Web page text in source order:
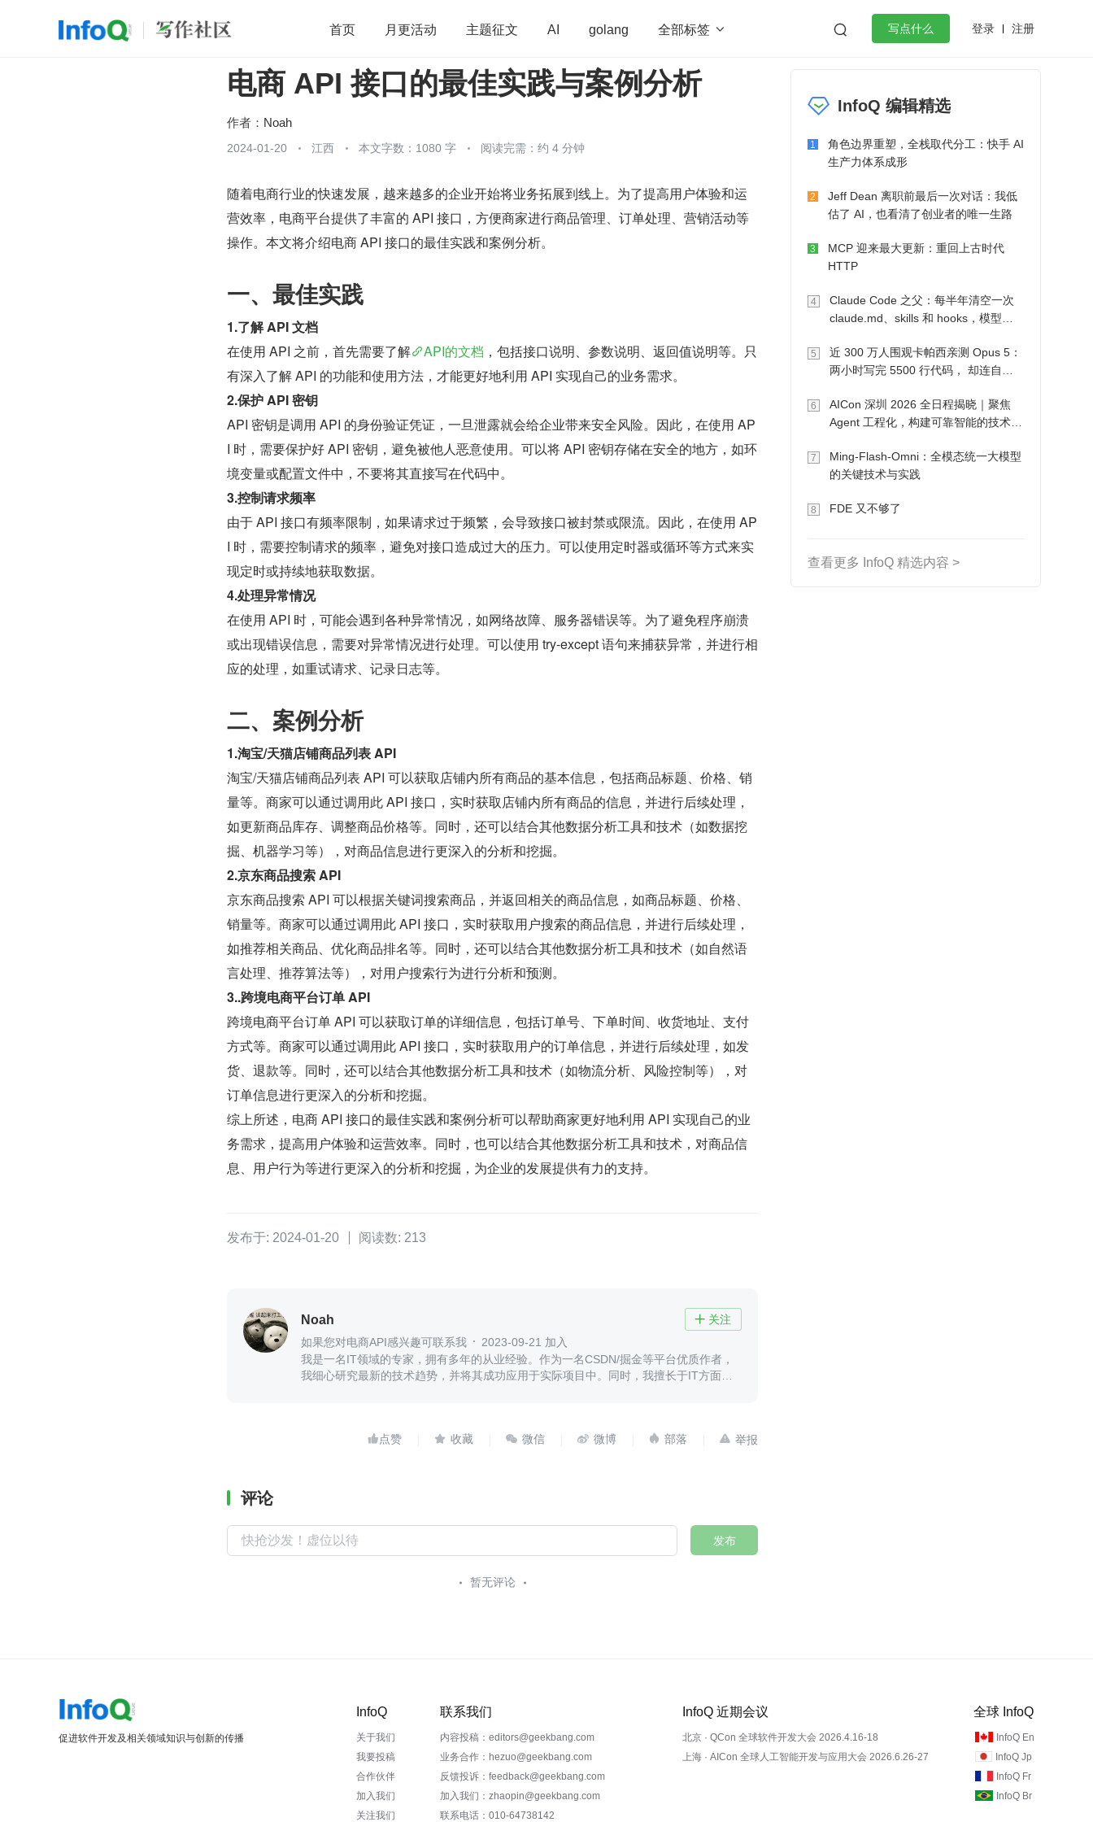
首页 月更活动 主题征文 AI golang 全部标签   写点什么 登录 注册
开源 架构 OpenHarmony 算法 学习方法 Web3.0
微服务架构 flutter
电商 API 接口的最佳实践与案例分析
作者： Noah
2024-01-20 江西 本文字数：1080 字 阅读完需：约 4 分钟
随着电商行业的快速发展，越来越多的企业开始将业务拓展到线上。为了提高用户体验和运
营效率，电商平台提供了丰富的 API 接口，方便商家进行商品管理、订单处理、营销活动等
操作。本文将介绍电商 API 接口的最佳实践和案例分析。
一、最佳实践
1.了解 API 文档
在使用 API 之前，首先需要了解​
​API的文档​ ​，包括接口说明、参数说明、返回值说明等。只
有深入了解 API 的功能和使用方法，才能更好地利用 API 实现自己的业务需求。
2.保护 API 密钥
API 密钥是调用 API 的身份验证凭证，一旦泄露就会给企业带来安全风险。因此，在使用 AP
I 时，需要保护好 API 密钥，避免被他人恶意使用。可以将 API 密钥存储在安全的地方，如环
境变量或配置文件中，不要将其直接写在代码中。
3.控制请求频率
由于 API 接口有频率限制，如果请求过于频繁，会导致接口被封禁或限流。因此，在使用 AP
I 时，需要控制请求的频率，避免对接口造成过大的压力。可以使用定时器或循环等方式来实
现定时或持续地获取数据。
4.处理异常情况
在使用 API 时，可能会遇到各种异常情况，如网络故障、服务器错误等。为了避免程序崩溃
或出现错误信息，需要对异常情况进行处理。可以使用 try-except 语句来捕获异常，并进行相
应的处理，如重试请求、记录日志等。
二、案例分析
1.淘宝/天猫店铺商品列表 API
淘宝/天猫店铺商品列表 API 可以获取店铺内所有商品的基本信息，包括商品标题、价格、销
量等。商家可以通过调用此 API 接口，实时获取店铺内所有商品的信息，并进行后续处理，
如更新商品库存、调整商品价格等。同时，还可以结合其他数据分析工具和技术（如数据挖
掘、机器学习等），对商品信息进行更深入的分析和挖掘。
2.京东商品搜索 API
京东商品搜索 API 可以根据关键词搜索商品，并返回相关的商品信息，如商品标题、价格、
销量等。商家可以通过调用此 API 接口，实时获取用户搜索的商品信息，并进行后续处理，
如推荐相关商品、优化商品排名等。同时，还可以结合其他数据分析工具和技术（如自然语
言处理、推荐算法等），对用户搜索行为进行分析和预测。
3..跨境电商平台订单 API
跨境电商平台订单 API 可以获取订单的详细信息，包括订单号、下单时间、收货地址、支付
方式等。商家可以通过调用此 API 接口，实时获取用户的订单信息，并进行后续处理，如发
货、退款等。同时，还可以结合其他数据分析工具和技术（如物流分析、风险控制等），对
订单信息进行更深入的分析和挖掘。
综上所述，电商 API 接口的最佳实践和案例分析可以帮助商家更好地利用 API 实现自己的业
务需求，提高用户体验和运营效率。同时，也可以结合其他数据分析工具和技术，对商品信
息、用户行为等进行更深入的分析和挖掘，为企业的发展提供有力的支持。
发布于: 2024-01-20 阅读数: 213
Noah  关注
如果您对电商API感兴趣可联系我
2023-09-21 加入
我是一名IT领域的专家，拥有多年的从业经验。作为一名CSDN/掘金等平台优质作者，
我细心研究最新的技术趋势，并将其成功应用于实际项目中。同时，我擅长于IT方面的
     
评论
发布
暂无评论
InfoQ 编辑精选
1
角色边界重塑，全栈取代分工：快手 AI
生产力体系成形
2
Jeff Dean 离职前最后一次对话：我低
估了 AI，也看清了创业者的唯一生路
3
MCP 迎来最大更新：重回上古时代
HTTP
4
Claude Code 之父：每半年清空一次
claude.md、skills 和 hooks，模型自
5
近 300 万人围观卡帕西亲测 Opus 5：
两小时写完 5500 行代码， 却连自己
6
AICon 深圳 2026 全日程揭晓｜聚焦
Agent 工程化，构建可靠智能的技术路
7
Ming-Flash-Omni：全模态统一大模型
的关键技术与实践
8 FDE 又不够了
查看更多 InfoQ 精选内容 >
促进软件开发及相关领域知识与创新的传播
InfoQ
关于我们
我要投稿
合作伙伴
加入我们
关注我们
联系我们
内容投稿：editors@geekbang.com
业务合作：hezuo@geekbang.com
反馈投诉：feedback@geekbang.com
加入我们：zhaopin@geekbang.com
联系电话：010-64738142
InfoQ 近期会议
北京 · QCon 全球软件开发大会 2026.4.16-18
上海 · AICon 全球人工智能开发与应用大会 2026.6.26-27
全球 InfoQ
InfoQ En
InfoQ Jp
InfoQ Fr
InfoQ Br